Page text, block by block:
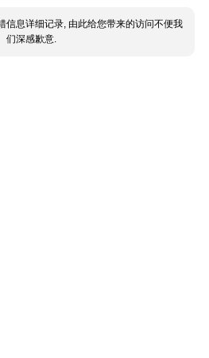
信息详细记录, 由此给您带来的访问不便我
们深感歉意.